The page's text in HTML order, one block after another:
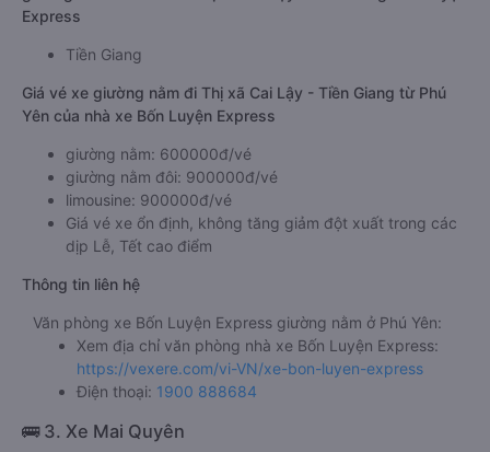
Express
Tiền Giang
Giá vé xe giường nằm đi Thị xã Cai Lậy - Tiền Giang từ Phú
Yên của nhà xe Bốn Luyện Express
giường nằm: 600000đ/vé
giường nằm đôi: 900000đ/vé
limousine: 900000đ/vé
Giá vé xe ổn định, không tăng giảm đột xuất trong các
dịp Lễ, Tết cao điểm
Thông tin liên hệ
Văn phòng xe Bốn Luyện Express giường nằm ở Phú Yên:
Xem địa chỉ văn phòng nhà xe Bốn Luyện Express:
https://vexere.com/vi-VN/xe-bon-luyen-express
Điện thoại: 1900 888684
🚌 3. Xe Mai Quyên